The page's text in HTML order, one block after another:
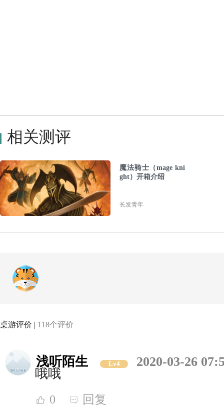
相关测评
魔法骑士（mage kni
ght）开箱介绍
长发青年
桌游评价 | 118个评价
浅听陌生 Lv4
2020-03-26
哦哦
0 回复